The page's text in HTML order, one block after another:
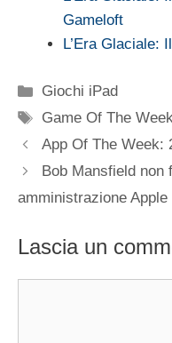
Gameloft
L’Era Glaciale:
Categorie
Giochi iPad
Tag
Game Of The
App Of The Week:
Bob Mansfield non
amministrazione Apple
Lascia un